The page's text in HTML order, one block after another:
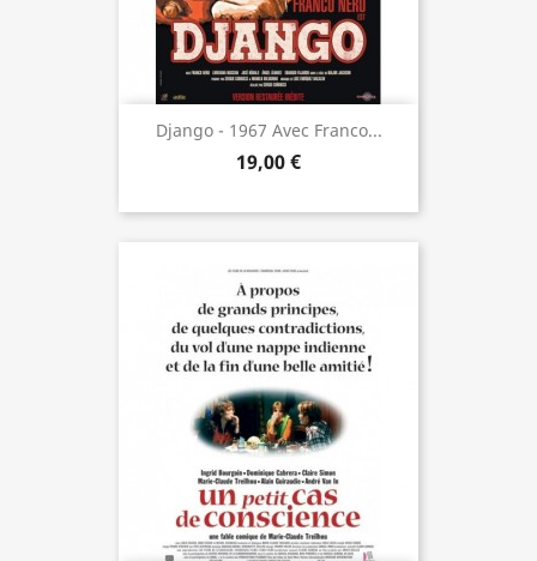
Django - 1967 Avec Franco...
19,00 €